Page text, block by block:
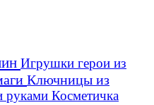
Игрушки герои из
Ключницы из
руками Косметичка